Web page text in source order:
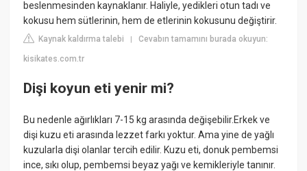
beslenmesinden kaynaklanır. Haliyle, yedikleri otun tadı ve
kokusu hem sütlerinin, hem de etlerinin kokusunu değiştirir.
Kaynak kaldırma talebi |Cevabın tamamını burada okuyun:
kisikates.com.tr
Dişi koyun eti yenir mi?
Bu nedenle ağırlıkları 7-15 kg arasında değişebilir.Erkek ve
dişi kuzu eti arasında lezzet farkı yoktur. Ama yine de yağlı
kuzularla dişi olanlar tercih edilir. Kuzu eti, donuk pembemsi
ince, sıkı olup, pembemsi beyaz yağı ve kemikleriyle tanınır.